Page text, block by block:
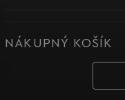
NÁKUPNÝ KOŠÍK